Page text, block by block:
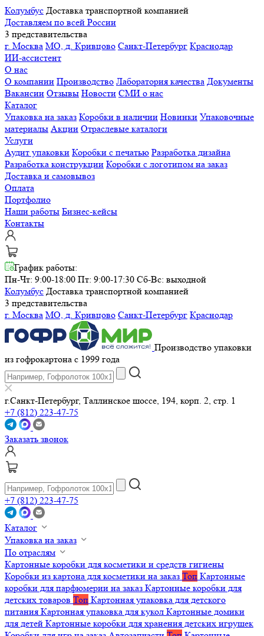
Колумбус Доставка транспортной компанией
Доставляем по всей России
3 представительства
г. Москва МО, д. Кривцово Санкт-Петербург Краснодар
ИИ-ассистент
О нас
О компании Производство Лаборатория качества Документы
Вакансии Отзывы Новости СМИ о нас
Каталог
Упаковка на заказ Коробки в наличии Новинки Упаковочные
материалы Акции Отраслевые каталоги
Услуги
Аудит упаковки Коробки с печатью Разработка дизайна
Разработка конструкции Коробки с логотипом на заказ
Доставка и самовывоз
Оплата
Портфолио
Наши работы Бизнес-кейсы
Контакты
График работы:
Пн-Чт: 9:00-18:00 Пт: 9:00-17:30 Сб-Вс: выходной
Колумбус Доставка транспортной компанией
3 представительства
г. Москва МО, д. Кривцово Санкт-Петербург Краснодар
Производство упаковки
из гофрокартона с 1999 года
г.Санкт-Петербург, Таллинское шоссе, 194, корп. 2, стр. 1
+7 (812) 223-47-75
Заказать звонок
+7 (812) 223-47-75
Каталог
Упаковка на заказ
По отраслям
Картонные коробки для косметики и средств гигиены
Коробки из картона для косметики на заказ Топ Картонные
коробки для парфюмерии на заказ Картонные коробки для
детских товаров Топ Картонная упаковка для детского
питания Картонная упаковка для кукол Картонные домики
для детей Картонные коробки для хранения детских игрушек